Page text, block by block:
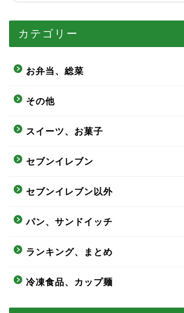
カテゴリー
お弁当、総菜
その他
スイーツ、お菓子
セブンイレブン
セブンイレブン以外
パン、サンドイッチ
ランキング、まとめ
冷凍食品、カップ麺